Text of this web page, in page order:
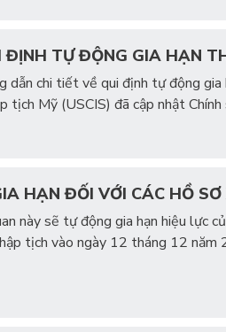
ĐỊNH TỰ ĐỘNG GIA HẠN
dẫn chi tiết về qui định tự động
Mỹ (USCIS) đã cập nhật
HẠN ĐỐI VỚI CÁC HỒ
này sẽ tự động gia hạn hiệu lực
tịch vào ngày 12 tháng 12